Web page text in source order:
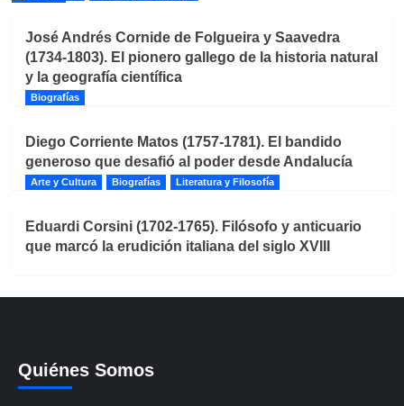
José Andrés Cornide de Folgueira y Saavedra
(1734-1803). El pionero gallego de la historia natural
y la geografía científica
Biografías
Diego Corriente Matos (1757-1781). El bandido
generoso que desafió al poder desde Andalucía
Arte y Cultura Biografías Literatura y Filosofía
Eduardi Corsini (1702-1765). Filósofo y anticuario
que marcó la erudición italiana del siglo XVIII
Quiénes Somos